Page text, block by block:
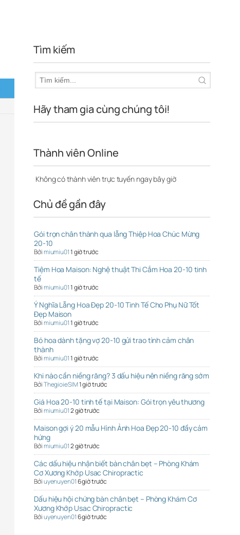
Tìm kiếm
Hãy tham gia cùng chúng tôi!
Thành viên Online
Không có thành viên trực tuyến ngay bây giờ
Chủ đề gần đây
Gói trọn chân thành qua lẵng Thiệp Hoa Chúc Mừng
20-10
Bởimiumiu011 giờ trước
Tiệm Hoa Maison: Nghệ thuật Thi Cắm Hoa 20-10 tinh
tế
Bởimiumiu011 giờ trước
Ý Nghĩa Lẵng Hoa Đẹp 20-10 Tinh Tế Cho Phụ Nữ Tốt
Đẹp Maison
Bởimiumiu011 giờ trước
Bó hoa dành tặng vợ 20-10 gửi trao tình cảm chân
thành
Bởimiumiu011 giờ trước
Khi nào cần niềng răng? 3 dấu hiệu nên niềng răng sớm
BởiThegioieSIM1 giờ trước
Giá Hoa 20-10 tinh tế tại Maison: Gói trọn yêu thương
Bởimiumiu012 giờ trước
Maison gợi ý 20 mẫu Hình Ảnh Hoa Đẹp 20-10 đầy cảm
hứng
Bởimiumiu012 giờ trước
Các dấu hiệu nhận biết bàn chân bẹt – Phòng Khám
Cơ Xương Khớp Usac Chiropractic
Bởiuyenuyen016 giờ trước
Dấu hiệu hội chứng bàn chân bẹt – Phòng Khám Cơ
Xương Khớp Usac Chiropractic
Bởiuyenuyen016 giờ trước